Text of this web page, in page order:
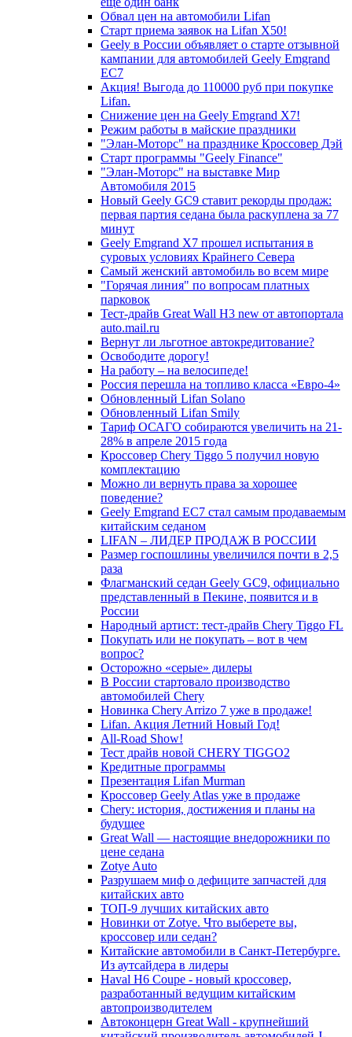
Обвал цен на автомобили Lifan
Старт приема заявок на Lifan X50!
Geely в России объявляет о старте отзывной
кампании для автомобилей Geely Emgrand
EC7
Акция! Выгода до 110000 руб при покупке
Lifan.
Снижение цен на Geely Emgrand X7!
Режим работы в майские праздники
"Элан-Моторс" на празднике Кроссовер Дэй
Старт программы "Geely Finance"
"Элан-Моторс" на выставке Мир
Автомобиля 2015
Новый Geely GC9 ставит рекорды продаж:
первая партия седана была раскуплена за 77
минут
Geely Emgrand X7 прошел испытания в
суровых условиях Крайнего Севера
Самый женский автомобиль во всем мире
"Горячая линия" по вопросам платных
парковок
Тест-драйв Great Wall H3 new от автопортала
auto.mail.ru
Вернут ли льготное автокредитование?
Освободите дорогу!
На работу – на велосипеде!
Россия перешла на топливо класса «Евро-4»
Обновленный Lifan Solano
Обновленный Lifan Smily
Тариф ОСАГО собираются увеличить на 21-
28% в апреле 2015 года
Кроссовер Chery Tiggo 5 получил новую
комплектацию
Можно ли вернуть права за хорошее
поведение?
Geely Emgrand EC7 стал самым продаваемым
китайским седаном
LIFAN – ЛИДЕР ПРОДАЖ В РОССИИ
Размер госпошлины увеличился почти в 2,5
раза
Флагманский седан Geely GC9, официально
представленный в Пекине, появится и в
России
Народный артист: тест-драйв Chery Tiggo FL
Покупать или не покупать – вот в чем
вопрос?
Осторожно «серые» дилеры
В России стартовало производство
автомобилей Chery
Новинка Chery Arrizo 7 уже в продаже!
Lifan. Акция Летний Новый Год!
All-Road Show!
Тест драйв новой CHERY TIGGO2
Кредитные программы
Презентация Lifan Murman
Кроссовер Geely Atlas уже в продаже
Chery: история, достижения и планы на
будущее
Great Wall — настоящие внедорожники по
цене седана
Zotye Auto
Разрушаем миф о дефиците запчастей для
китайских авто
ТОП-9 лучших китайских авто
Новинки от Zotye. Что выберете вы,
кроссовер или седан?
Китайские автомобили в Санкт-Петербурге.
Из аутсайдера в лидеры
Haval H6 Coupe - новый кроссовер,
разработанный ведущим китайским
автопроизводителем
Автоконцерн Great Wall - крупнейший